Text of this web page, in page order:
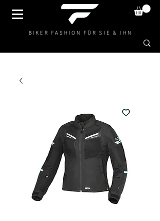
BIKER FASHION FÜR SIE & IHN